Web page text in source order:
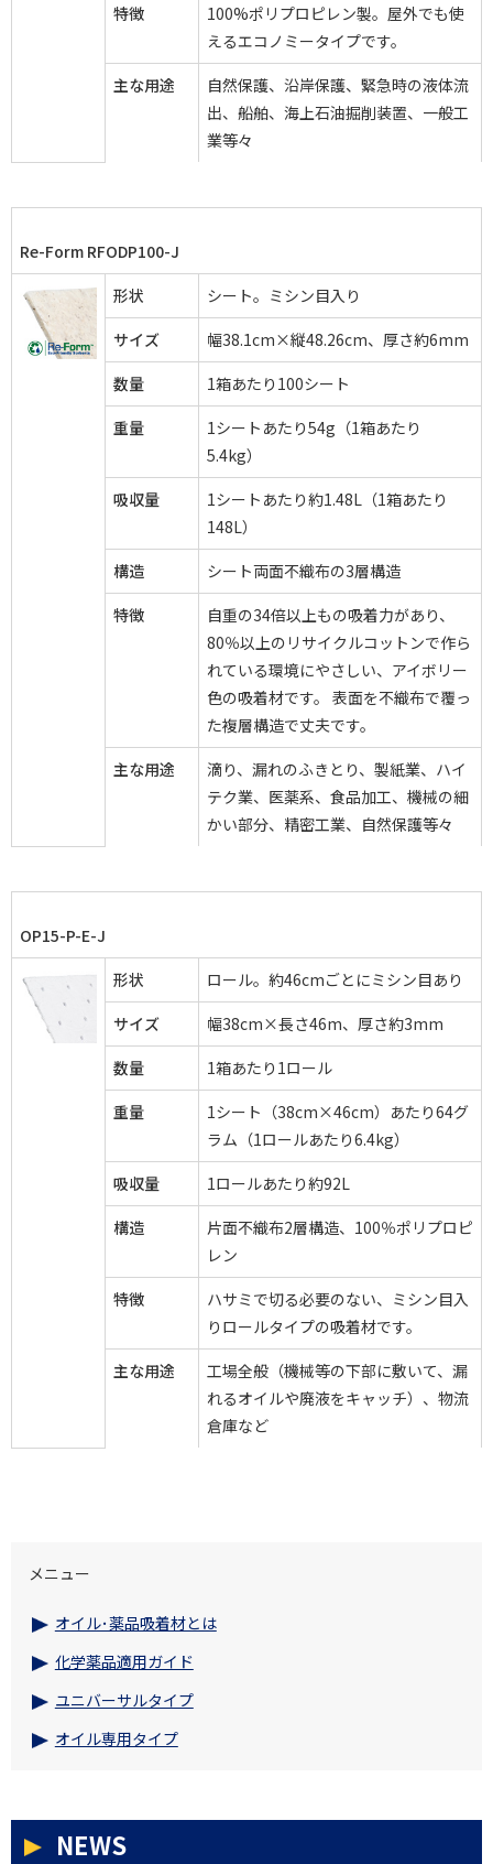
特徴
100%ポリプロピレン製。屋外でも使
えるエコノミータイプです。
主な用途
自然保護、沿岸保護、緊急時の液体流
出、船舶、海上石油掘削装置、一般工
業等々
Re-Form RFODP100-J
形状
シート。ミシン目入り
サイズ
幅38.1cm×縦48.26cm、厚さ約6mm
数量
1箱あたり100シート
重量
1シートあたり54g（1箱あたり
5.4kg）
吸収量
1シートあたり約1.48L（1箱あたり
148L）
構造
シート両面不織布の3層構造
特徴
自重の34倍以上もの吸着力があり、
80％以上のリサイクルコットンで作ら
れている環境にやさしい、アイボリー
色の吸着材です。 表面を不織布で覆っ
た複層構造で丈夫です。
主な用途
滴り、漏れのふきとり、製紙業、ハイ
テク業、医薬系、食品加工、機械の細
かい部分、精密工業、自然保護等々
OP15-P-E-J
形状
ロール。約46cmごとにミシン目あり
サイズ
幅38cm×長さ46m、厚さ約3mm
数量
1箱あたり1ロール
重量
1シート（38cm×46cm）あたり64グ
ラム（1ロールあたり6.4kg）
吸収量
1ロールあたり約92L
構造
片面不織布2層構造、100％ポリプロピ
レン
特徴
ハサミで切る必要のない、ミシン目入
りロールタイプの吸着材です。
主な用途
工場全般（機械等の下部に敷いて、漏
れるオイルや廃液をキャッチ）、物流
倉庫など
メニュー
オイル･薬品吸着材とは
化学薬品適用ガイド
ユニバーサルタイプ
オイル専用タイプ
NEWS